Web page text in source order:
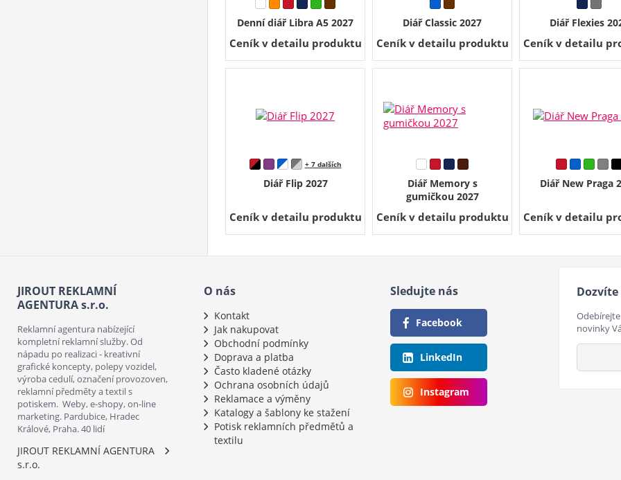
Denní diář Libra A5 2027
Ceník v detailu produktu
Diář Classic 2027
Ceník v detailu produktu
Diář Flexies
Ceník v detailu
Diář Flip 2027
+ 7 dalších
Ceník v detailu produktu
Diář Memory s
gumičkou 2027
Ceník v detailu produktu
Diář New Praga
Ceník v detailu
JIROUT REKLAMNÍ
AGENTURA s.r.o.
Reklamní agentura nabízející
kompletní reklamní služby. Od
nápadu po realizaci - kreativní
grafické koncepty, polepy vozidel,
výroba cedulí, označení provozoven,
reklamní předměty a textil s
potiskem. Weby, e-shopy, on-line
marketing. Pardubice, Hradec
Králové, Praha. 40 lidí
JIROUT REKLAMNÍ AGENTURA
s.r.o.
O nás
Kontakt
Jak nakupovat
Obchodní podmínky
Doprava a platba
Často kladené otázky
Ochrana osobních údajů
Reklamace a výměny
Katalogy a šablony ke stažení
Potisk reklamních předmětů a
textilu
Sledujte nás
Facebook
LinkedIn
Instagram
novinky